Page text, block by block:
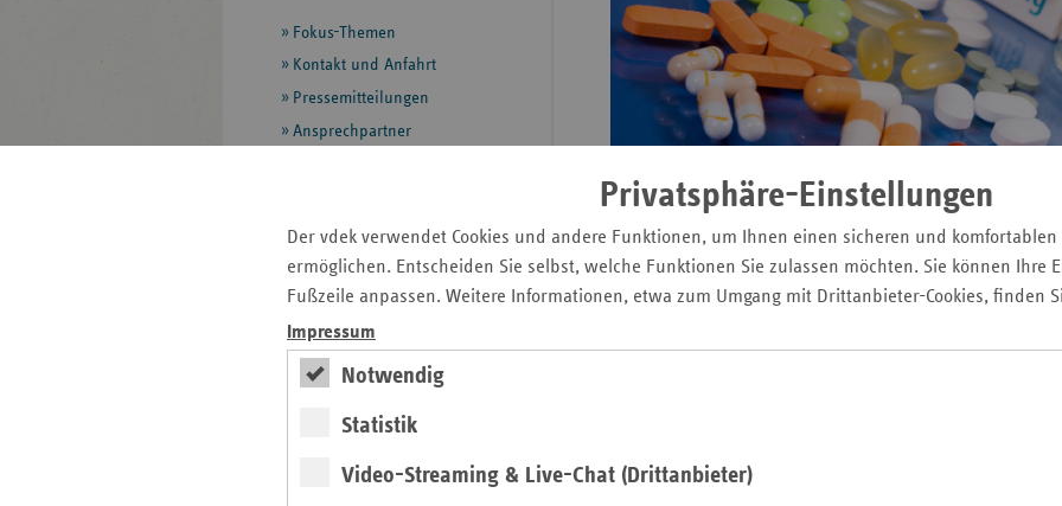
Privatsphäre-Einstellungen
Der vdek verwendet Cookies und andere Funktionen, um Ihnen einen sicheren und
ermöglichen. Entscheiden Sie selbst, welche Funktionen Sie zulassen möchten. Sie können Ihre
Fußzeile anpassen. Weitere Informationen, etwa zum Umgang mit Drittanbieter-Cookies, finden
Impressum
Notwendig
Statistik
Video-Streaming & Live-Chat (Drittanbieter)
Arzneimittelausgaben steigen stetig an
Die Arzneimittelausgaben in der GKV steigen im Schnitt
weiteren
Informationen
Fokus-Themen
Kontakt und Anfahrt
Pressemitteilungen
Ansprechpartner
Eigenanteile in der
stat. Pflege zum
01.01.2026
Grafik